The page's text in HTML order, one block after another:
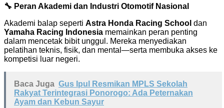
🔧 Peran Akademi dan Industri Otomotif Nasional
Akademi balap seperti Astra Honda Racing School dan
Yamaha Racing Indonesia memainkan peran penting
dalam mencetak bibit unggul. Mereka menyediakan
pelatihan teknis, fisik, dan mental—serta membuka akses ke
kompetisi luar negeri.
Baca Juga Gus Ipul Resmikan MPLS Sekolah
Rakyat Terintegrasi Ponorogo: Ada Peternakan
Ayam dan Kebun Sayur